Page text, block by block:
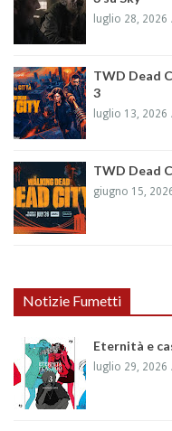
luglio 28, 2026
TWD Dead
3
luglio 13, 2026
TWD Dead
giugno 15,
Notizie Fumetti
Eternità e
luglio 29, 2026